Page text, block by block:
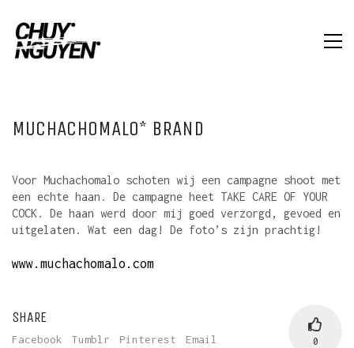
MUCHACHOMALO* BRAND
Voor Muchachomalo schoten wij een campagne shoot met
een echte haan. De campagne heet TAKE CARE OF YOUR
COCK. De haan werd door mij goed verzorgd, gevoed en
uitgelaten. Wat een dag! De foto’s zijn prachtig!
www.muchachomalo.com
0
SHARE
Facebook Tumblr Pinterest Email